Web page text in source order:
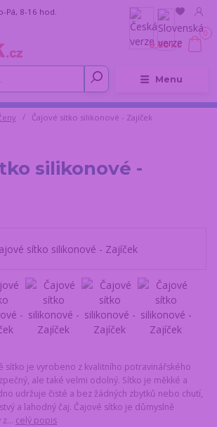
Menu
Pá, 8-16 hod.
0
0,00 Kč
Čajové sítko silikonové - Zajíček
silikonové -
sítko je vyrobeno z kvalitního potravinářského
ale také velmi odolný. Sítko je měkké a
udržuje čisté a bez žádných zbytků nebo chutí,
a lahodný čaj. Čajové sítko je důmyslně
celý popis